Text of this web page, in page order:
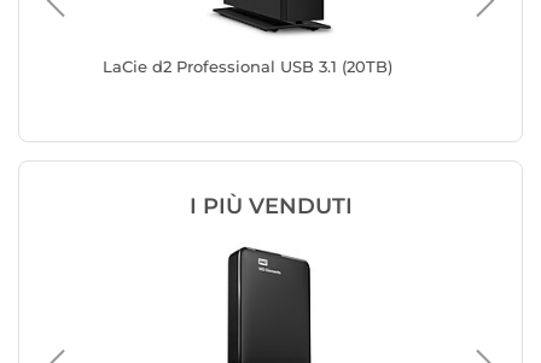
LaCie d2 Professional USB 3.1 (20TB)
I PIÙ VENDUTI